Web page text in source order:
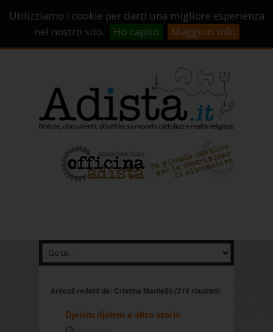
Utilizziamo i cookie per darti una migliore esperienza
nel nostro sito.
Ho capito Maggiori info
Campagne di crowdfunding
Chi Siamo
Articoli redatti da: Cristina Mattiello (319 risultati)
Djelem djelem e altre storie